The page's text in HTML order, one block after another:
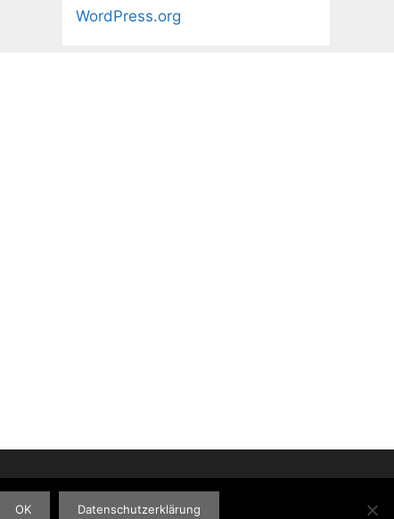
WordPress.org
OK Datenschutzerklärung